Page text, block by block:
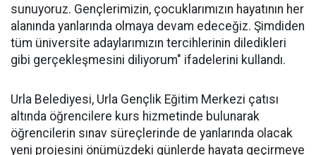
sunuyoruz. Gençlerimizin, çocuklarımızın hayatının her
alanında yanlarında olmaya devam edeceğiz. Şimdiden
tüm üniversite adaylarımızın tercihlerinin diledikleri
gibi gerçekleşmesini diliyorum" ifadelerini kullandı.
Urla Belediyesi, Urla Gençlik Eğitim Merkezi çatısı
altında öğrencilere kurs hizmetinde bulunarak
öğrencilerin sınav süreçlerinde de yanlarında olacak
yeni projesini önümüzdeki günlerde hayata geçirmeye